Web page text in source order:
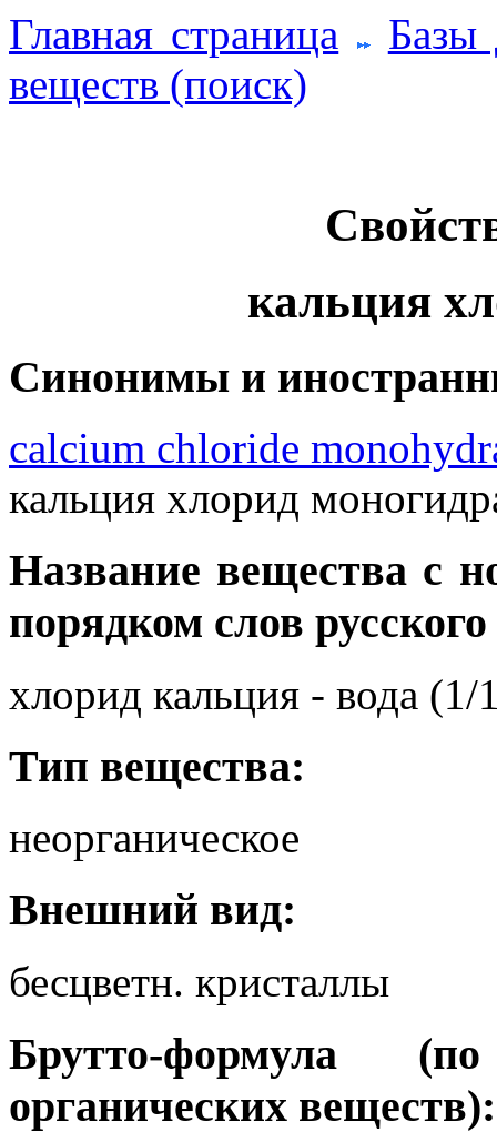
Главная страница
Базы
веществ (поиск)
кальция
Синонимы и
calcium chloride
кальция хлорид
Название вещества с
порядком слов
хлорид кальция - вода (1/
Тип вещества:
неорганическое
Внешний вид:
бесцветн. кристаллы
Брутто-формула
органических веществ):